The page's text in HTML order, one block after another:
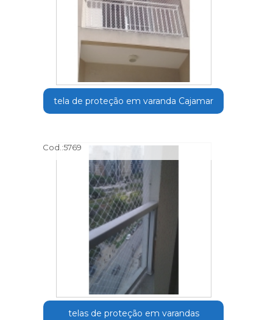
tela de proteção em varanda Cajamar
Cod.:5769
telas de proteção em varandas